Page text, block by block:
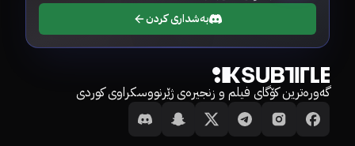
بەشداری کردن
گەورەترین کۆگای فیلم و زنجیرەی ژێرنووسکراوی کوردی